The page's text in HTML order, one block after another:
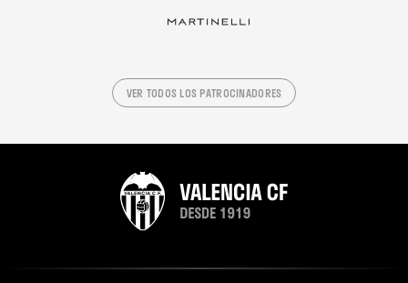
VER TODOS LOS PATROCINADORES